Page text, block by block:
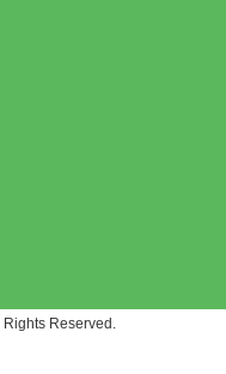
Reserved.